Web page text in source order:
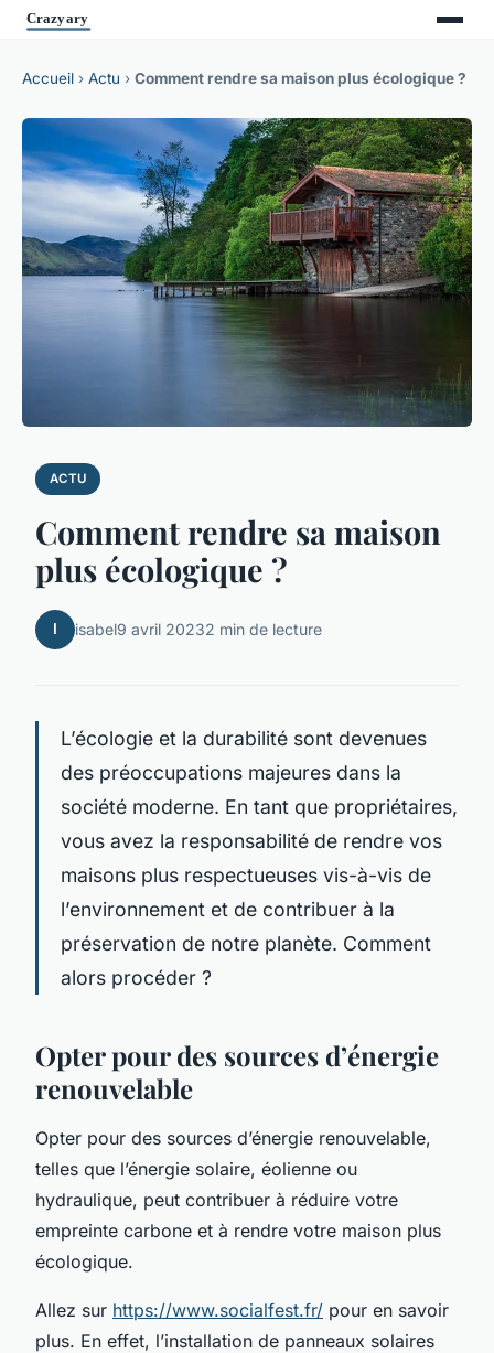
Accueil › Actu › Comment rendre sa maison plus écologique ?
ACTU
Comment rendre sa maison
plus écologique ?
I isabel9 avril 20232 min de lecture
L’écologie et la durabilité sont devenues
des préoccupations majeures dans la
société moderne. En tant que propriétaires,
vous avez la responsabilité de rendre vos
maisons plus respectueuses vis-à-vis de
l’environnement et de contribuer à la
préservation de notre planète. Comment
alors procéder ?
Opter pour des sources d’énergie
renouvelable
Opter pour des sources d’énergie renouvelable,
telles que l’énergie solaire, éolienne ou
hydraulique, peut contribuer à réduire votre
empreinte carbone et à rendre votre maison plus
écologique.
Allez sur https://www.socialfest.fr/ pour en savoir
plus. En effet, l’installation de panneaux solaires